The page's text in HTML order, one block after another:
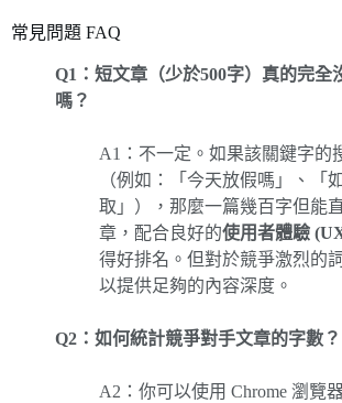
常見問題 FAQ
Q1：短文章（少於500字）真的完全
嗎？
A1：不一定。如果該關鍵字的
（例如：「今天放假嗎」、「
取」），那麼一篇幾百字但能
章，配合良好的使用者體驗
得好排名。但對於競爭激烈的
以提供足夠的內容深度。
Q2：如何統計競爭對手文章的字數？
A2：你可以使用 Chrome 瀏覽